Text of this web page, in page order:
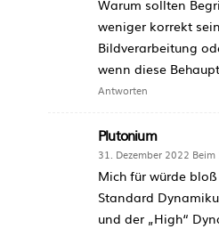
Warum sollten
weniger korrekt
Bildverarbeitung
wenn diese
Antworten
Plutonium
31. Dezember 2022 Beim
Mich für würde
Standard
und der „High“